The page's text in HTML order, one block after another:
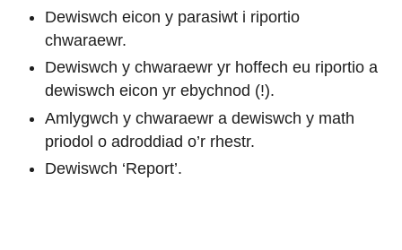
Dewiswch eicon y parasiwt i riportio
chwaraewr.
Dewiswch y chwaraewr yr hoffech eu riportio a
dewiswch eicon yr ebychnod (!).
Amlygwch y chwaraewr a dewiswch y math
priodol o adroddiad o’r rhestr.
Dewiswch ‘Report’.